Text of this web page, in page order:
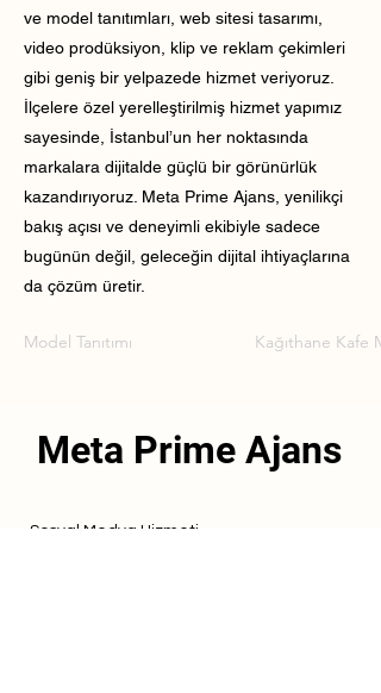
ve model tanıtımları, web sitesi tasarımı,
video prodüksiyon, klip ve reklam çekimleri
gibi geniş bir yelpazede hizmet veriyoruz.
İlçelere özel yerelleştirilmiş hizmet yapımız
sayesinde, İstanbul’un her noktasında
markalara dijitalde güçlü bir görünürlük
kazandırıyoruz. Meta Prime Ajans, yenilikçi
bakış açısı ve deneyimli ekibiyle sadece
bugünün değil, geleceğin dijital ihtiyaçlarına
da çözüm üretir.
Model Tanıtımı Kağıthane Kafe
Meta Prime Ajans
Sosyal Medya Hizmeti